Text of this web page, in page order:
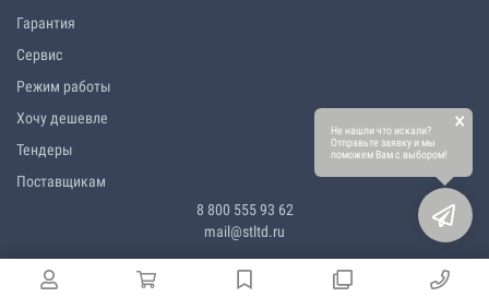
Гарантия
Сервис
Режим работы
Хочу дешевле
Тендеры
Поставщикам
8 800 555 93 62
mail@stltd.ru
Не нашли что искали?
Отправьте заявку и мы
поможем Вам с выбором!
×